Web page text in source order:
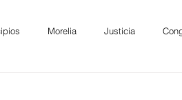
Morelia Justicia